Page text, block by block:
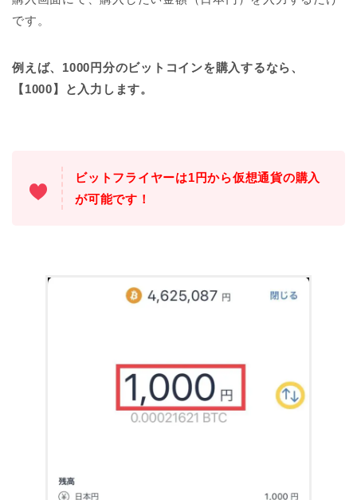
です。
例えば、1000円分のビットコインを購入するなら、
【1000】と入力します。
ビットフライヤーは1円から仮想通貨の購入
が可能です！